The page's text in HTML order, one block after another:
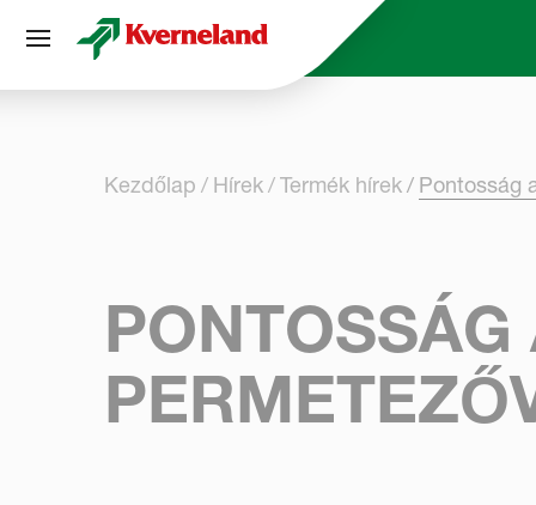
Kezdőlap Hírek Termék hírek Pontosság
Süti preferenciák